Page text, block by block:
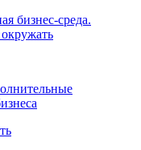
бизнес-среда.